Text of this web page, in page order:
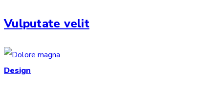
Vulputate velit
Design